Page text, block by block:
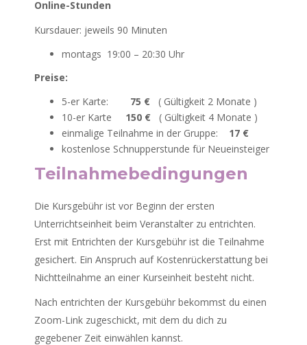
Online-Stunden
Kursdauer: jeweils 90 Minuten
montags 19:00 – 20:30 Uhr
Preise:
5-er Karte:
75 € ( Gültigkeit 2 Monate )
10-er Karte 150 € ( Gültigkeit 4 Monate )
einmalige Teilnahme in der Gruppe: 17 €
kostenlose Schnupperstunde für Neueinsteiger
Teilnahmebedingungen
Die Kursgebühr ist vor Beginn der ersten
Unterrichtseinheit beim Veranstalter zu entrichten.
Erst mit Entrichten der Kursgebühr ist die Teilnahme
gesichert. Ein Anspruch auf Kostenrückerstattung bei
Nichtteilnahme an einer Kurseinheit besteht nicht.
Nach entrichten der Kursgebühr bekommst du einen
Zoom-Link zugeschickt, mit dem du dich zu
gegebener Zeit einwählen kannst.